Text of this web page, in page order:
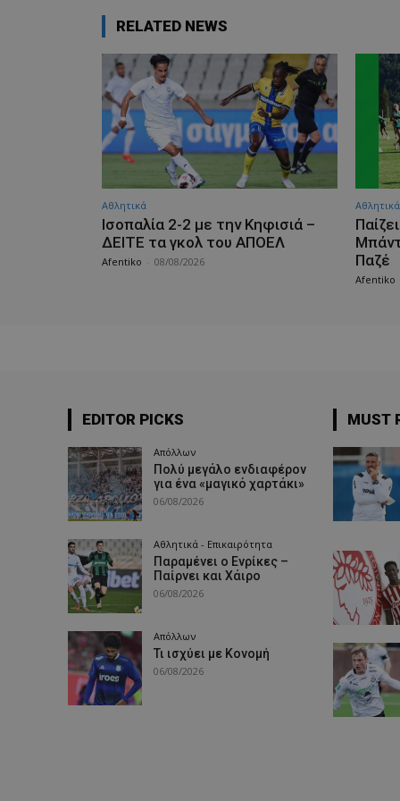
RELATED NEWS
Αθλητικά
Iσοπαλία 2-2 με την Κηφισιά –
ΔΕΙΤΕ τα γκολ του ΑΠΟΕΛ
Afentiko 08/08/2026
Αθλητικά
Παζέ
Afentiko
EDITOR PICKS
Απόλλων
Πολύ μεγάλο ενδιαφέρον
για ένα «μαγικό χαρτάκι»
06/08/2026
Αθλητικά - Επικαιρότητα
Παραμένει ο Ενρίκες –
Παίρνει και Χάιρο
06/08/2026
Απόλλων
Τι ισχύει με Κονομή
06/08/2026
MUST